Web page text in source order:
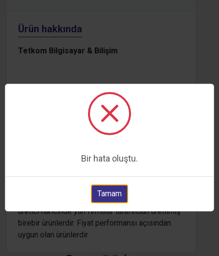
Ürün hakkında
Tetkom Bilgisayar & Bilişim
Sıfırlanmış ürünler daha önceden kullanılmış bir
ürünün yıpranmış ve kullanılmış tüm parçaları
değiştirilmiş ürünlerdir. Testleri firmamız
tarafından yapılmış dünya çapında yaygın olarak
Yurtdışından ithal edilmiş ürün gruplarıdır. Asıl
üretici haricinde yan firmalar tarafından üretilmiş
birebir ürünlerdir. Fiyat performansı açısından
uygun olan ürünlerdir.
Bir hata oluştu.
Tamam